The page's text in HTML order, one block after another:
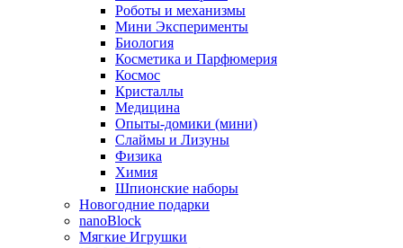
Роботы и механизмы
Мини Эксперименты
Биология
Косметика и Парфюмерия
Космос
Кристаллы
Медицина
Опыты-домики (мини)
Слаймы и Лизуны
Физика
Химия
Шпионские наборы
Новогодние подарки
nanoBlock
Мягкие Игрушки